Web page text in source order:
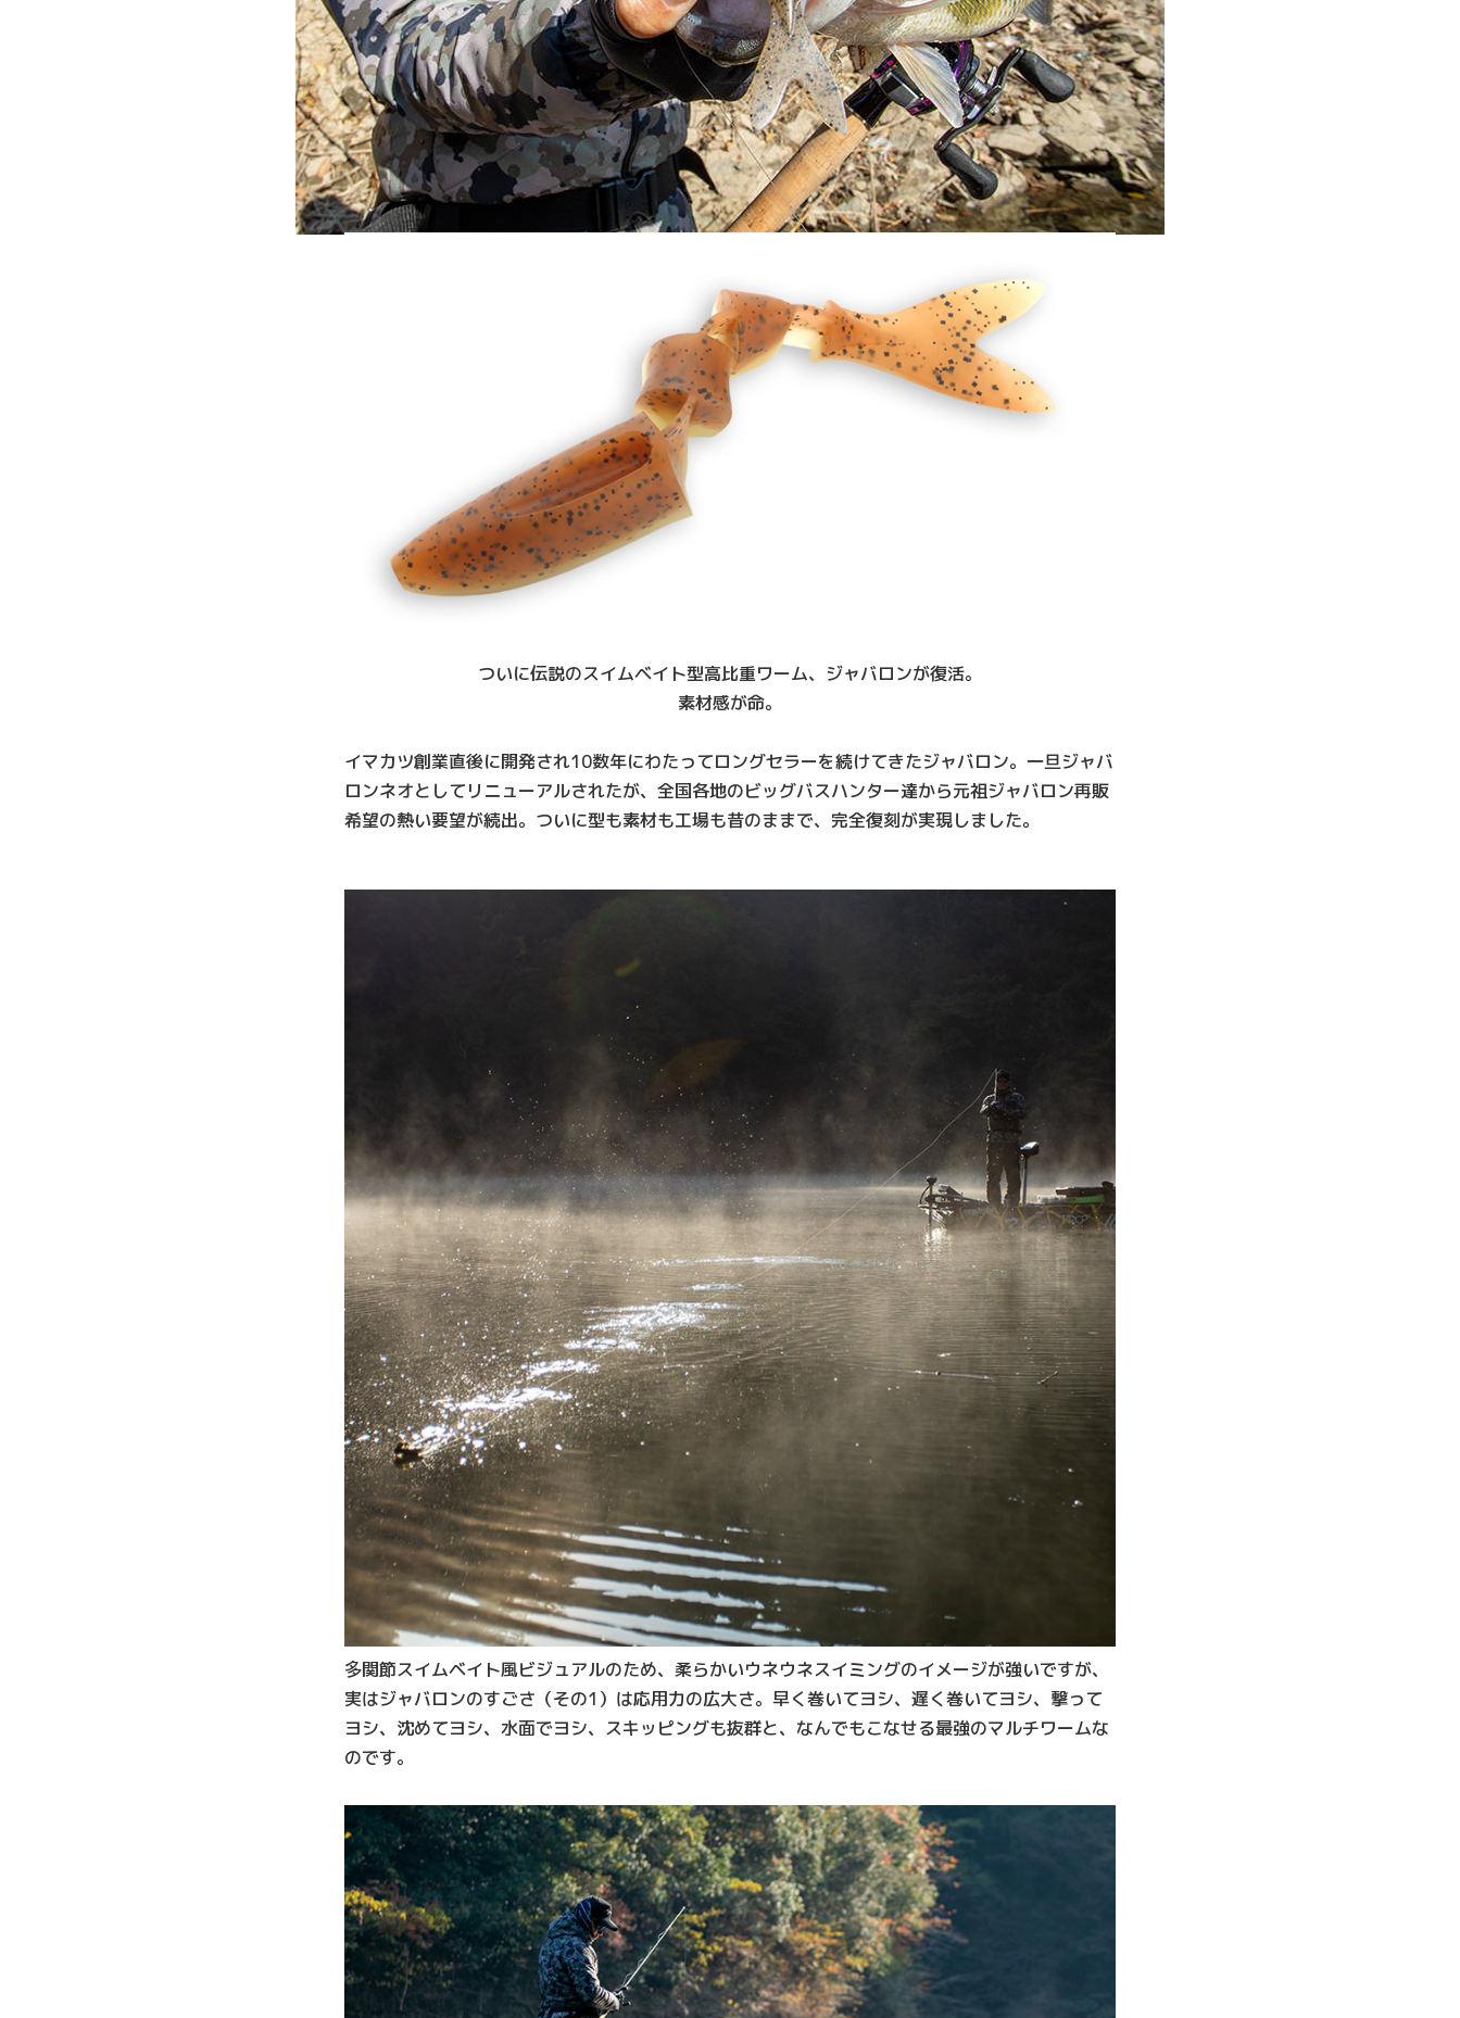
ついに伝説のスイムベイト型高比重ワーム、 ジャバロンが復活。
素材感が命。
イマカツ創業直後に開発され10数年にわたってロングセラーを続けてきたジャバロン。一旦ジャバ
ロンネオとしてリニューアルされたが、全国各地のビッグバスハンター達から元祖ジャバロン再販
希望の熱い要望が続出。ついに型も素材も工場も昔のままで、完全復刻が実現しました。
多関節スイムベイト風ビジュアルのため、柔らかいウネウネスイミングのイメージが強いですが、
実はジャバロンのすごさ（その1）は応用力の広大さ。早く巻いてヨシ、遅く巻いてヨシ、撃って
ヨシ、沈めてヨシ、水面でヨシ、スキッピングも抜群と、なんでもこなせる最強のマルチワームな
のです。